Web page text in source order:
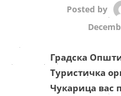
Posted by
Градска
Туристичка
Чукарица вас